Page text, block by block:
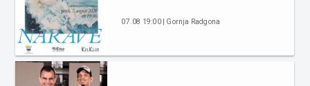
07.08 19:00 | Gornja Radgona